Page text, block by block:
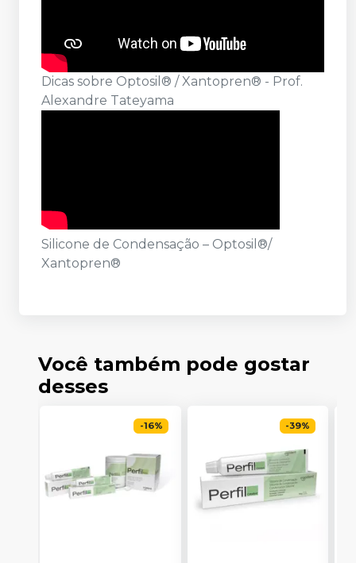
Dicas sobre Optosil® / Xantopren® - Prof.
Alexandre Tateyama
Silicone de Condensação – Optosil®/
Xantopren®
Você também pode gostar
desses
-16% -39%